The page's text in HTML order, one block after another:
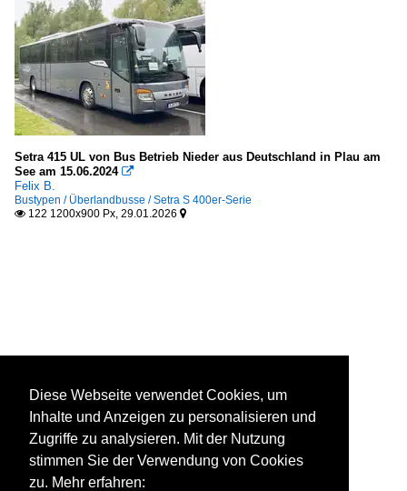
Setra 415 UL von Bus Betrieb Nieder aus Deutschland in Plau am
See am 15.06.2024 
Felix B.
Bustypen / Überlandbusse / Setra S 400er-Serie
 122 1200x900 Px, 29.01.2026 
Diese Webseite verwendet Cookies, um
Inhalte und Anzeigen zu personalisieren und
Zugriffe zu analysieren. Mit der Nutzung
stimmen Sie der Verwendung von Cookies
zu. Mehr erfahren: